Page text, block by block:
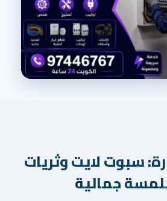
سبوت لايت وثريات
جمالية